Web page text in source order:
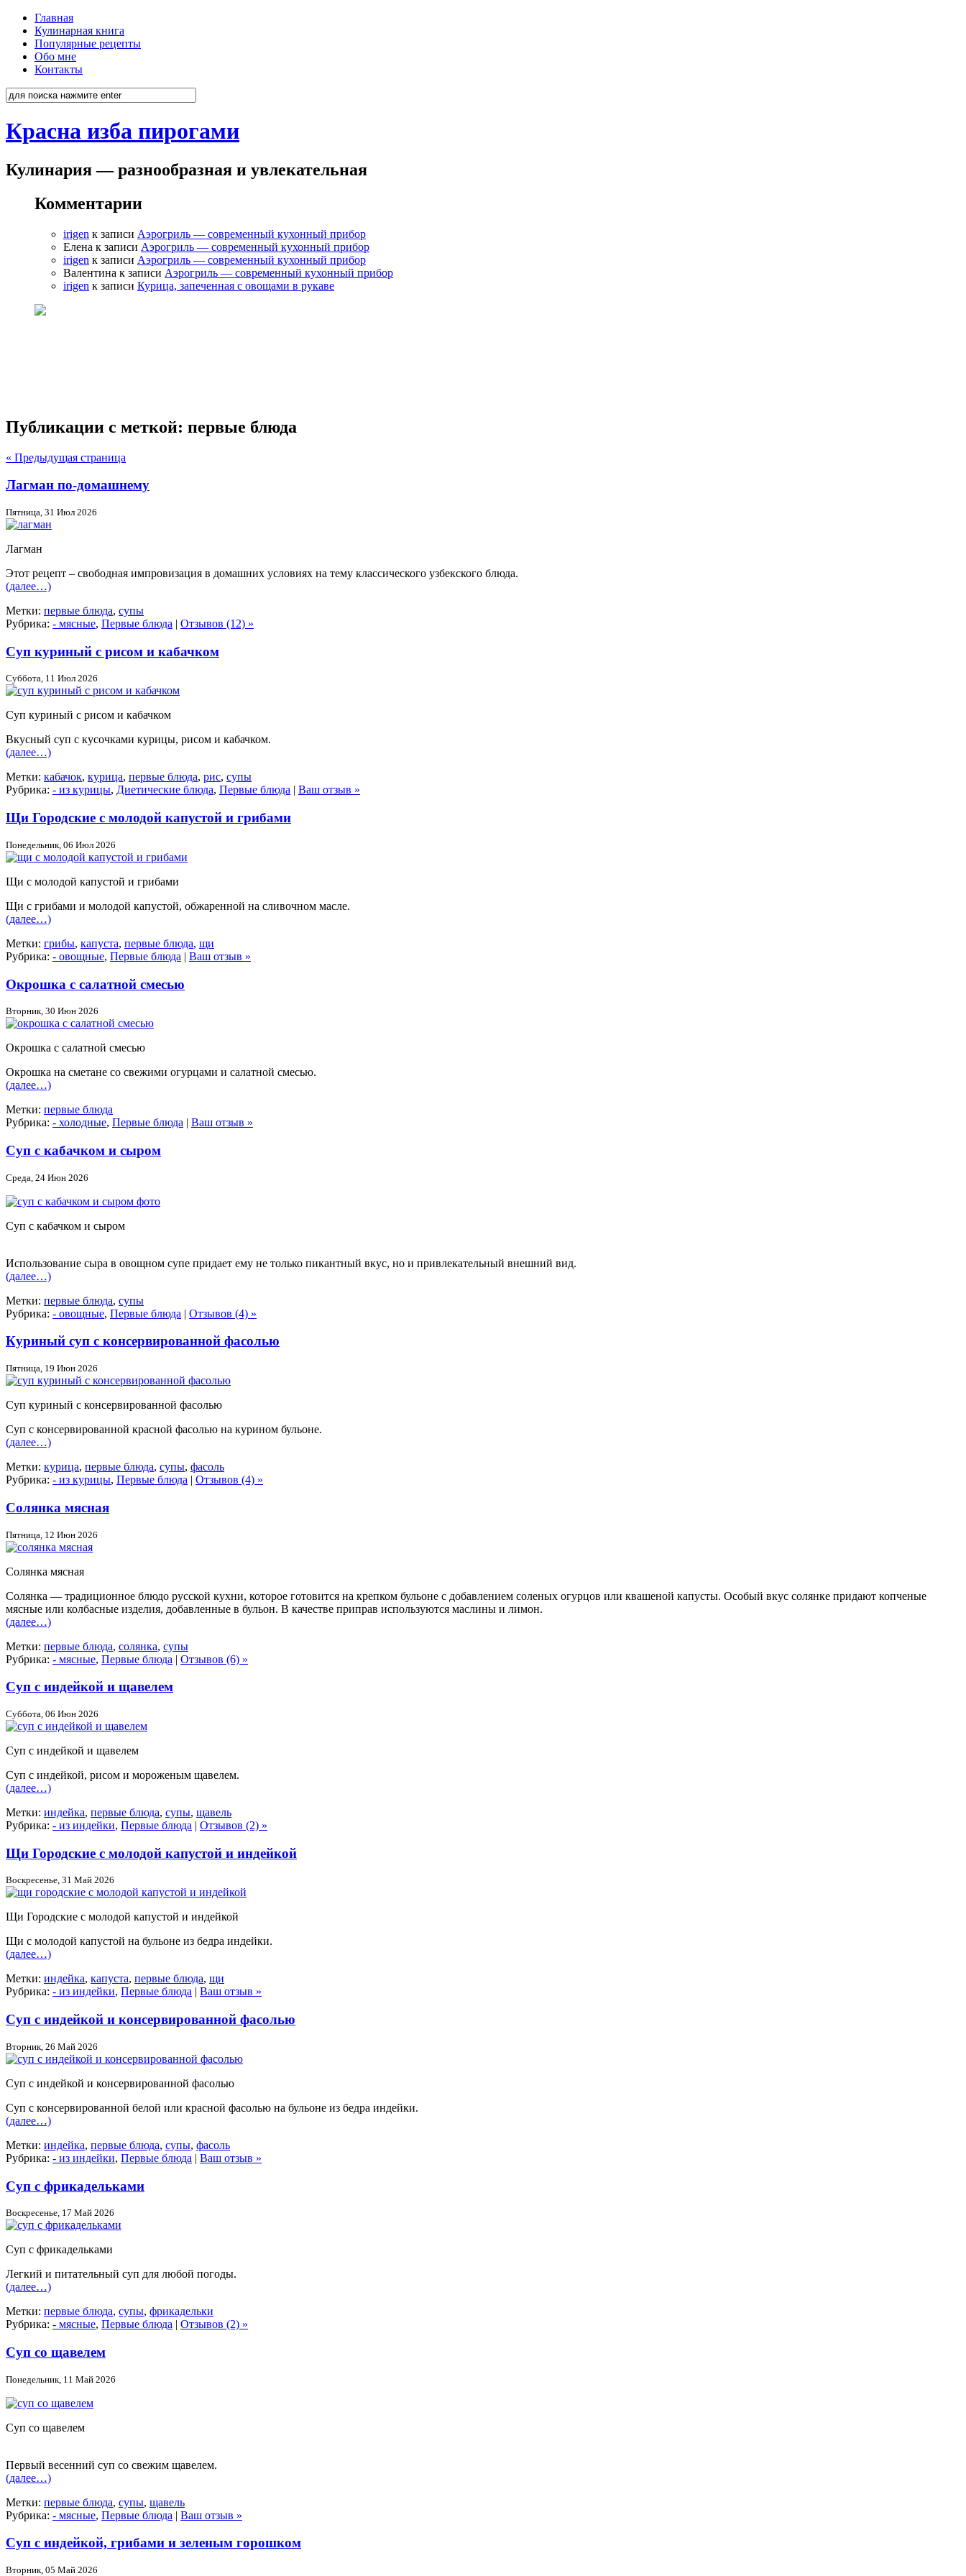
Главная
Кулинарная книга
Популярные рецепты
Обо мне
Контакты
Красна изба пирогами
Кулинария — разнообразная и увлекательная
Комментарии
irigen к записи Аэрогриль — современный кухонный прибор
Елена к записи Аэрогриль — современный кухонный прибор
irigen к записи Аэрогриль — современный кухонный прибор
Валентина к записи Аэрогриль — современный кухонный прибор
irigen к записи Курица, запеченная с овощами в рукаве
Публикации с меткой: первые блюда
« Предыдущая страница
Лагман по-домашнему
Пятница, 31 Июл 2026
Лагман
Этот рецепт – свободная импровизация в домашних условиях на тему классического узбекского блюда.
(далее…)
Метки: первые блюда, супы
Рубрика: - мясные, Первые блюда | Отзывов (12) »
Суп куриный с рисом и кабачком
Суббота, 11 Июл 2026
Суп куриный с рисом и кабачком
Вкусный суп с кусочками курицы, рисом и кабачком.
(далее…)
Метки: кабачок, курица, первые блюда, рис, супы
Рубрика: - из курицы, Диетические блюда, Первые блюда | Ваш отзыв »
Щи Городские с молодой капустой и грибами
Понедельник, 06 Июл 2026
Щи с молодой капустой и грибами
Щи с грибами и молодой капустой, обжаренной на сливочном масле.
(далее…)
Метки: грибы, капуста, первые блюда, щи
Рубрика: - овощные, Первые блюда | Ваш отзыв »
Окрошка с салатной смесью
Вторник, 30 Июн 2026
Окрошка с салатной смесью
Окрошка на сметане со свежими огурцами и салатной смесью.
(далее…)
Метки: первые блюда
Рубрика: - холодные, Первые блюда | Ваш отзыв »
Суп с кабачком и сыром
Среда, 24 Июн 2026
Суп с кабачком и сыром
Использование сыра в овощном супе придает ему не только пикантный вкус, но и привлекательный внешний вид.
(далее…)
Метки: первые блюда, супы
Рубрика: - овощные, Первые блюда | Отзывов (4) »
Куриный суп с консервированной фасолью
Пятница, 19 Июн 2026
Суп куриный с консервированной фасолью
Суп с консервированной красной фасолью на курином бульоне.
(далее…)
Метки: курица, первые блюда, супы, фасоль
Рубрика: - из курицы, Первые блюда | Отзывов (4) »
Солянка мясная
Пятница, 12 Июн 2026
Солянка мясная
Солянка — традиционное блюдо русской кухни, которое готовится на крепком бульоне с добавлением соленых огурцов или квашеной капусты. Особый вкус солянке придают копченые
мясные или колбасные изделия, добавленные в бульон. В качестве приправ используются маслины и лимон.
(далее…)
Метки: первые блюда, солянка, супы
Рубрика: - мясные, Первые блюда | Отзывов (6) »
Суп с индейкой и щавелем
Суббота, 06 Июн 2026
Суп с индейкой и щавелем
Суп с индейкой, рисом и мороженым щавелем.
(далее…)
Метки: индейка, первые блюда, супы, щавель
Рубрика: - из индейки, Первые блюда | Отзывов (2) »
Щи Городские с молодой капустой и индейкой
Воскресенье, 31 Май 2026
Щи Городские с молодой капустой и индейкой
Щи с молодой капустой на бульоне из бедра индейки.
(далее…)
Метки: индейка, капуста, первые блюда, щи
Рубрика: - из индейки, Первые блюда | Ваш отзыв »
Суп с индейкой и консервированной фасолью
Вторник, 26 Май 2026
Суп с индейкой и консервированной фасолью
Суп с консервированной белой или красной фасолью на бульоне из бедра индейки.
(далее…)
Метки: индейка, первые блюда, супы, фасоль
Рубрика: - из индейки, Первые блюда | Ваш отзыв »
Суп с фрикадельками
Воскресенье, 17 Май 2026
Суп с фрикадельками
Легкий и питательный суп для любой погоды.
(далее…)
Метки: первые блюда, супы, фрикадельки
Рубрика: - мясные, Первые блюда | Отзывов (2) »
Суп со щавелем
Понедельник, 11 Май 2026
Суп со щавелем
Первый весенний суп со свежим щавелем.
(далее…)
Метки: первые блюда, супы, щавель
Рубрика: - мясные, Первые блюда | Ваш отзыв »
Суп с индейкой, грибами и зеленым горошком
Вторник, 05 Май 2026